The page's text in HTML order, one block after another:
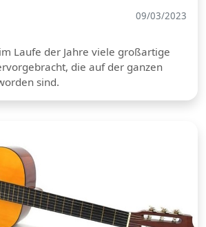
09/03/2023
Laufe der Jahre viele großartige
die auf der ganzen
sind.